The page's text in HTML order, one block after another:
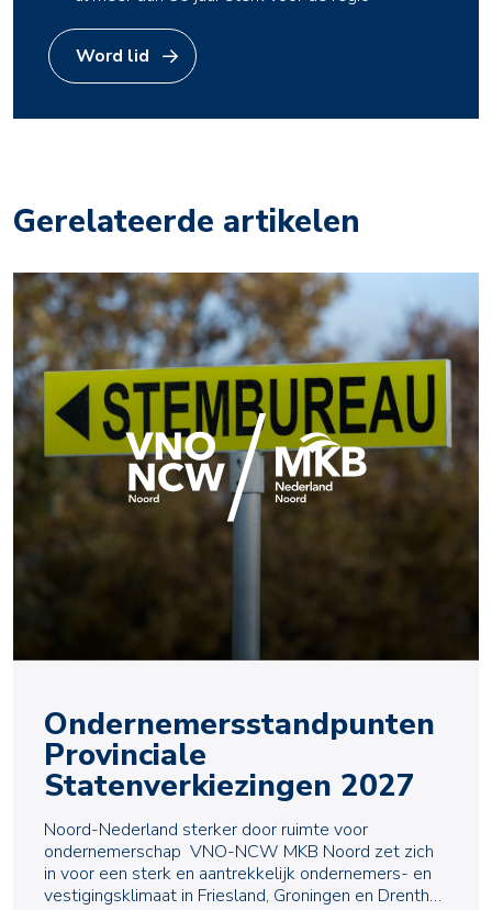
Word lid
Gerelateerde artikelen
Ondernemersstandpunten
Provinciale
Statenverkiezingen 2027
Noord-Nederland sterker door ruimte voor
ondernemerschap VNO-NCW MKB Noord zet zich
in voor een sterk en aantrekkelijk ondernemers- en
vestigingsklimaat in Friesland, Groningen en Drenthe.